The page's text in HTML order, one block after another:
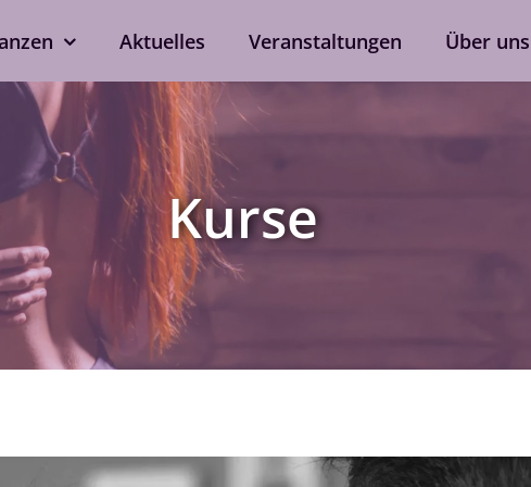
Tanzen ohne Partner
Single-Anmeldung
bei eurem Wunschtrainer. Auch
Aktuelles Veranstaltungen Über uns
Kurse